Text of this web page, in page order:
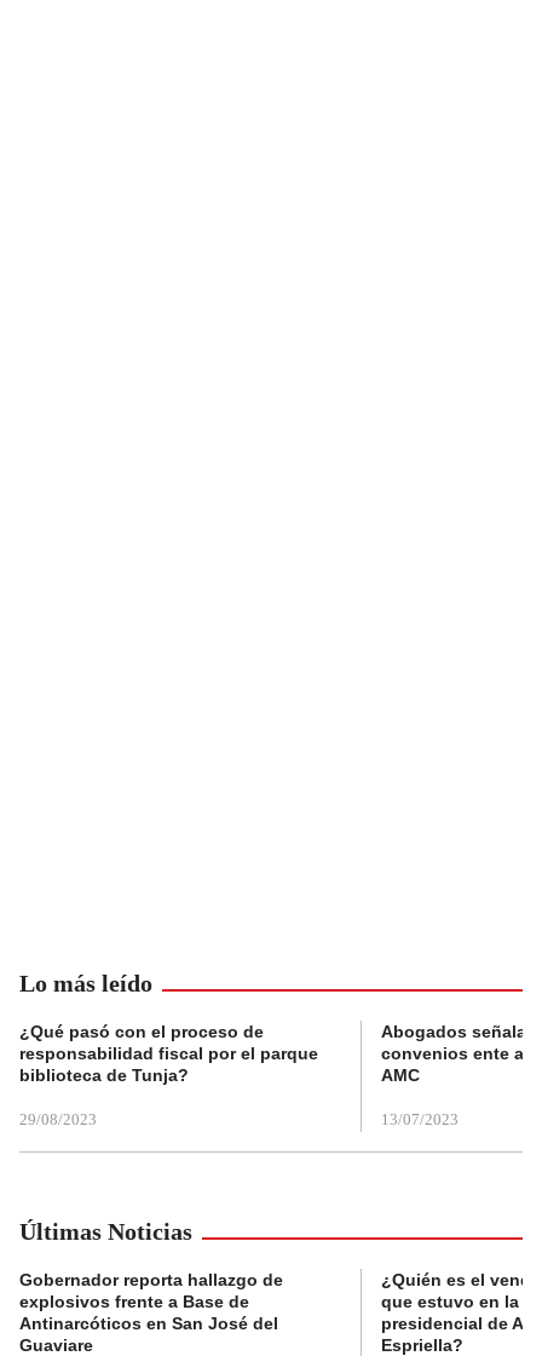
Lo más leído
¿Qué pasó con el proceso de
responsabilidad fiscal por el parque
biblioteca de Tunja?
29/08/2023
Abogados
convenios ente
AMC
13/07/2023
Últimas Noticias
Gobernador reporta hallazgo de
explosivos frente a Base de
Antinarcóticos en San José del
Guaviare
¿Quién es el
que estuvo en la
presidencial de
Espriella?